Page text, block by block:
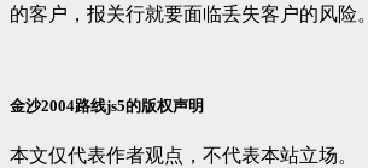
的客户，报关行就要面临丢失客户的风险。
金沙2004路线js5的版权声明
本文仅代表作者观点，不代表本站立场。